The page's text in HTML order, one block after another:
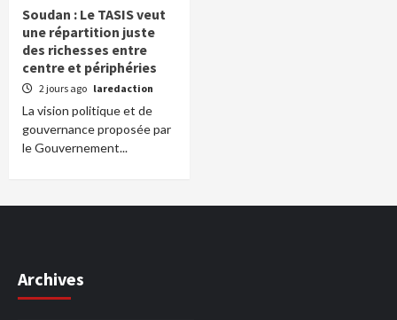
Soudan : Le TASIS veut
une répartition juste
des richesses entre
centre et périphéries
2 jours ago laredaction
La vision politique et de
gouvernance proposée par
le Gouvernement...
Archives